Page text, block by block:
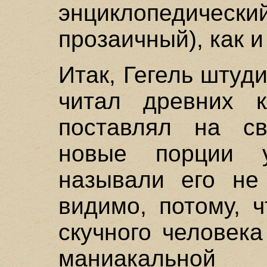
прозаичный), как
Итак, Гегель
читал древних
поставлял на
новые порции
называли его
видимо, потому,
скучного